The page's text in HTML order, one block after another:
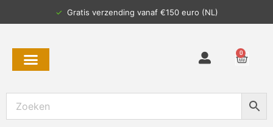
✓ Gratis verzending vanaf €150 euro (NL)
0